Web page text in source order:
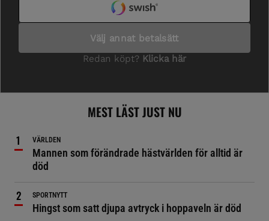
MEST LÄST JUST NU
VÄRLDEN
Mannen som förändrade hästvärlden för alltid är
död
SPORTNYTT
Hingst som satt djupa avtryck i hoppaveln är död